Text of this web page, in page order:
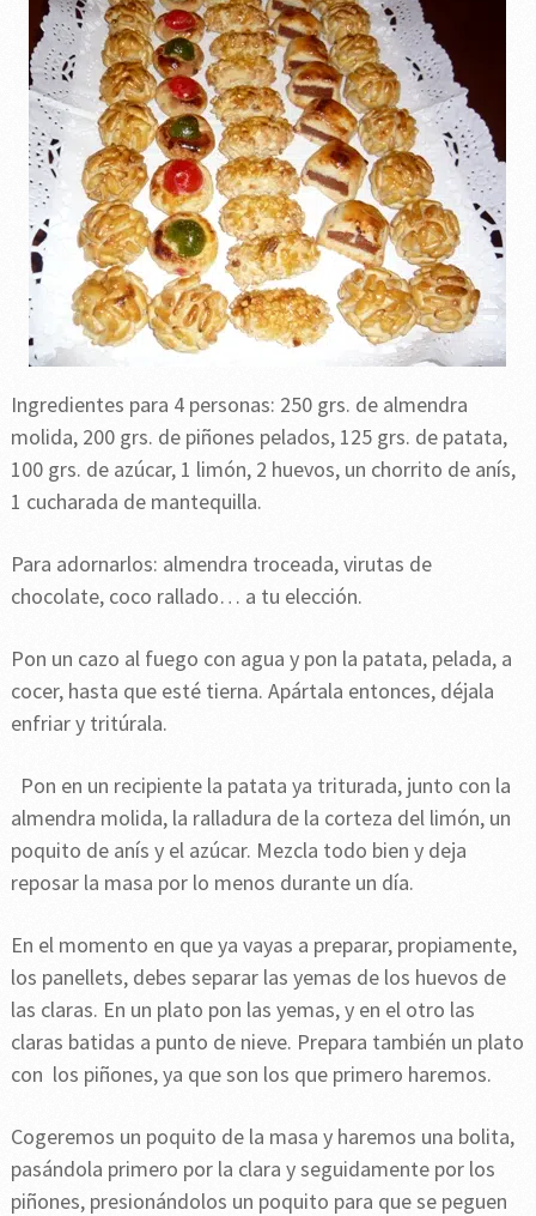
Ingredientes para 4 personas: 250 grs. de almendra
molida, 200 grs. de piñones pelados, 125 grs. de patata,
100 grs. de azúcar, 1 limón, 2 huevos, un chorrito de anís,
1 cucharada de mantequilla.
Para adornarlos: almendra troceada, virutas de
chocolate, coco rallado… a tu elección.
Pon un cazo al fuego con agua y pon la patata, pelada, a
cocer, hasta que esté tierna. Apártala entonces, déjala
enfriar y tritúrala.
Pon en un recipiente la patata ya triturada, junto con la
almendra molida, la ralladura de la corteza del limón, un
poquito de anís y el azúcar. Mezcla todo bien y deja
reposar la masa por lo menos durante un día.
En el momento en que ya vayas a preparar, propiamente,
los panellets, debes separar las yemas de los huevos de
las claras. En un plato pon las yemas, y en el otro las
claras batidas a punto de nieve. Prepara también un plato
con los piñones, ya que son los que primero haremos.
Cogeremos un poquito de la masa y haremos una bolita,
pasándola primero por la clara y seguidamente por los
piñones, presionándolos un poquito para que se peguen